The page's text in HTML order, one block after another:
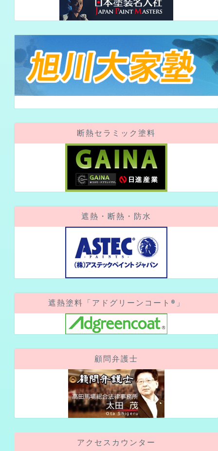
断熱セラミック塗料
遮熱・断熱・防水
遮熱塗料「アドグリーンコート®」
顧問弁護士
アクセスカウンター